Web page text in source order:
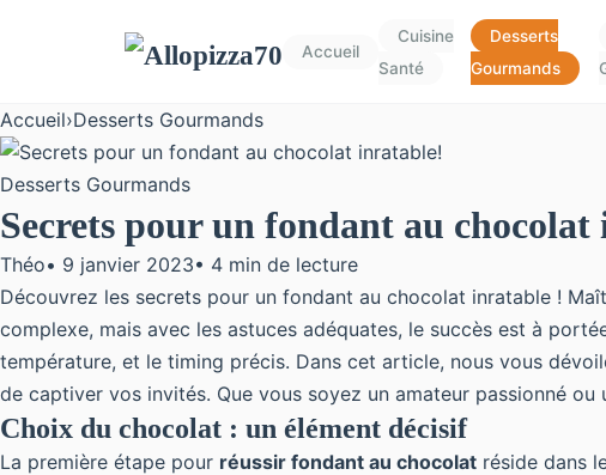
Accueil
Cuisine
Santé
Desserts
Gourmands
Accueil›Desserts Gourmands
Desserts Gourmands
Secrets pour un fondant au
Théo• 9 janvier 2023• 4 min de lecture
Découvrez les secrets pour un fondant au chocolat inratable !
complexe, mais avec les astuces adéquates, le succès est à
température, et le timing précis. Dans cet article, nous vous
de captiver vos invités. Que vous soyez un amateur passionné
Choix du chocolat : un élément décisif
La première étape pour réussir fondant au chocolat réside dans